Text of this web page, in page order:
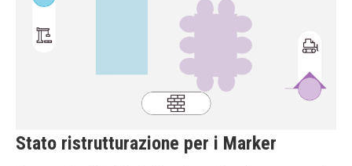
Stato ristrutturazione per i Marker